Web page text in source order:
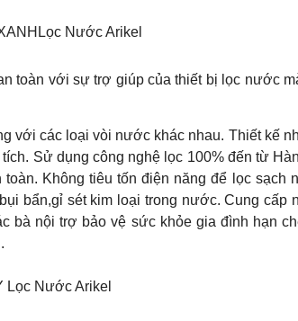
Nước Arikel
toàn với sự trợ giúp của thiết bị lọc nước
với các loại vòi nước khác nhau. Thiết kế
Sử dụng công nghệ lọc 100% đến từ
Không tiêu tốn điện năng để lọc sạch
bẩn,gỉ sét kim loại trong nước. Cung cấp
bà nội trợ bảo vệ sức khỏe gia đình hạn
Lọc Nước Arikel